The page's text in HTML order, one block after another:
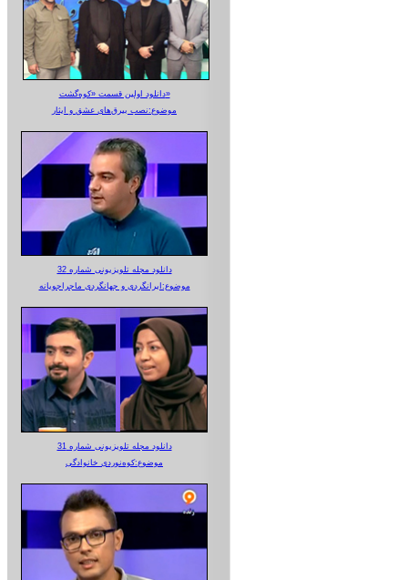
دانلود اولین قسمت «کوه‌گشت»
موضوع:نصب بیرق‌های عشق و ایثار
دانلود مجله تلویزیونی شماره 32
موضوع:ایرانگردی و جهانگردی ماجراجویانه
دانلود مجله تلویزیونی شماره 31
موضوع:کوه‌نوردی خانوادگی